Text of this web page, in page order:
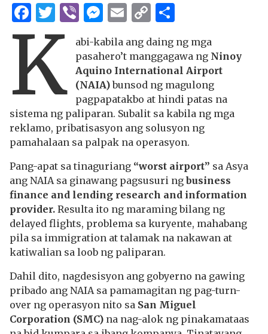
Facebook
Twitter
ViberMessenger
Email
Copy
Link
K
abi-kabila ang daing ng mga
pasahero’t manggagawa ng Ninoy
Aquino International Airport
(NAIA)bunsod ng magulong
pagpapatakbo at hindi patas na
sistema ng paliparan. Subalit sa kabila ng mga
reklamo, pribatisasyon ang solusyon ng
pamahalaan sa palpak na operasyon.
Pang-apat sa tinaguriang “worst airport” sa Asya
ang NAIA sa ginawang pagsusuri ngbusiness
finance and lending research and information
provider. Resulta ito ng maraming bilang ng
delayed flights, problema sa kuryente, mahabang
pila sa immigration at talamak na nakawan at
katiwalian sa loob ng paliparan.
Dahil dito, nagdesisyon ang gobyerno na gawing
pribado ang NAIA sa pamamagitan ng pag-turn-
over ng operasyon nito sa San Miguel
Corporation (SMC) na nag-alok ng pinakamataas